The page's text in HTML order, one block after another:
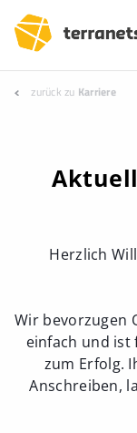
zurück zu Karriere
Herzlich
Wir bevorzugen
einfach und ist
zum Erfolg.
Anschreiben,